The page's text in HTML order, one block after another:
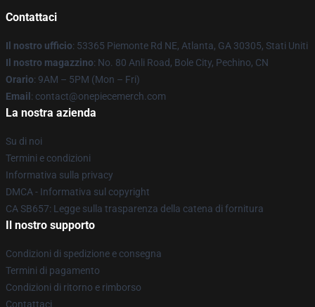
Contattaci
Il nostro ufficio: 53365 Piemonte Rd NE, Atlanta, GA 30305, Stati Uniti
Il nostro magazzino: No. 80 Anli Road, Bole City, Pechino, CN
Orario: 9AM – 5PM (Mon – Fri)
Email : contact@onepiecemerch.com
La nostra azienda
Su di noi
Termini e condizioni
Informativa sulla privacy
DMCA - Informativa sul copyright
CA SB657: Legge sulla trasparenza della catena di fornitura
Il nostro supporto
Condizioni di spedizione e consegna
Termini di pagamento
Condizioni di ritorno e rimborso
Contattaci